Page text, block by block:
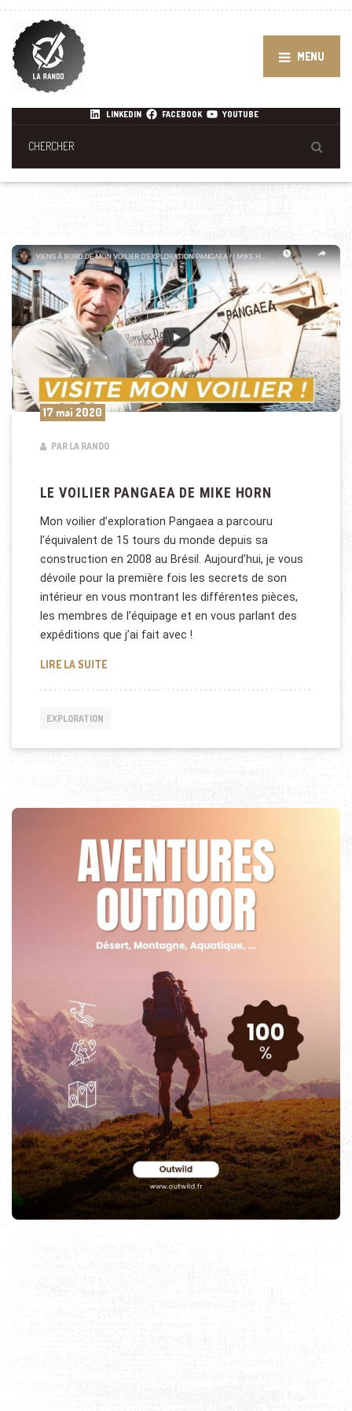
MENU
LINKEDIN FACEBOOK YOUTUBE
17 mai 2020
PAR LA RANDO
LE VOILIER PANGAEA DE MIKE HORN
Mon voilier d’exploration Pangaea a parcouru
l’équivalent de 15 tours du monde depuis sa
construction en 2008 au Brésil. Aujourd’hui, je vous
dévoile pour la première fois les secrets de son
intérieur en vous montrant les différentes pièces,
les membres de l’équipage et en vous parlant des
expéditions que j’ai fait avec !
LIRE LA SUITELE VOILIER PANGAEA DE MIKE HORN
EXPLORATION